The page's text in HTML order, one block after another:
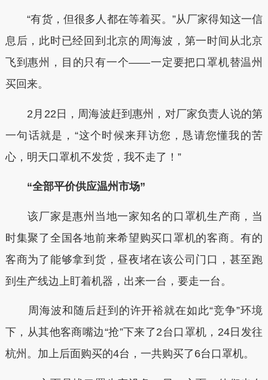
“有货，但很多人都在等着买。”从厂家得知这一信
息后，此时已经回到北京的周海波，第一时间从北京
飞到惠州，目的只有一个——一定要把口罩机替温州
买回来。
2月22日，周海波赶到惠州，对厂家负责人说的第
一句话就是，“这个时候来拜访您，恳请您懂我的苦
心，明天口罩机不发货，我不走了！”
“全部平价供应温州市场”
该厂家是惠州当地一家知名的口罩机生产商，当
时集聚了全国各地前来希望购买口罩机的客商。有的
客商为了能够拿到货，昼夜堵在该公司门口，甚至跑
到生产线边上盯着机器，出来一台，要走一台。
周海波和随后赶到的许开裕就在如此“竞争”环境
下，从其他客商嘴边“抢”下来了2台口罩机，24日发往
杭州。加上后面购买的4台，一共购买了6台口罩机。